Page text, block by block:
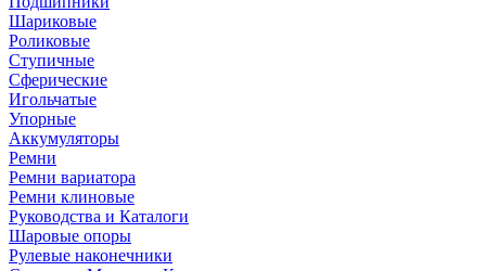
Шариковые
Роликовые
Ступичные
Сферические
Игольчатые
Упорные
Аккумуляторы
Ремни
Ремни вариатора
Ремни клиновые
Руководства и Каталоги
Шаровые опоры
Рулевые наконечники